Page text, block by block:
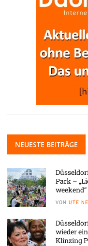
NEUESTE BEITRÄGE
Park –
weekend“
VON UTE
wieder
Klinzing